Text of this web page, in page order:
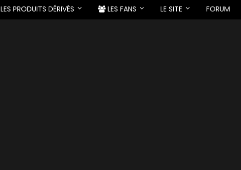
LES PRODUITS DÉRIVÉS LES FANS LE SITE FORUM